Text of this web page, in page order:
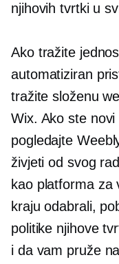
njihovih tvrtki u
Ako tražite
automatiziran
tražite složenu
Wix. Ako ste
pogledajte
živjeti od svog
kao platforma za
kraju odabrali,
politike njihove
i da vam pruže